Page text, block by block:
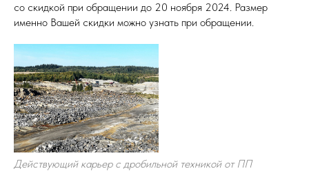
со скидкой при обращении до 20 ноября 2024. Размер
именно Вашей скидки можно узнать при обращении.
Действующий карьер с дробильной техникой от ПП